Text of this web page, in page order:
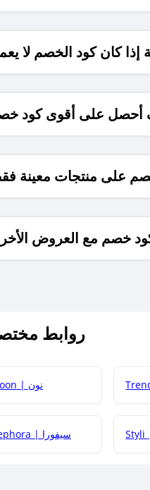
كان كود الخصم لا
أحصل على أقوى كود
على منتجات معينة
خصم مع العروض
روابط
Noon | نون
Sephora | سيفورا